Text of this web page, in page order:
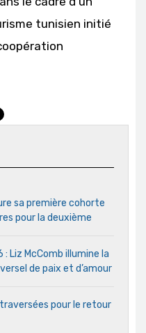
tunisien initié
sa première cohorte
pour la deuxième
Liz McComb illumine la
de paix et d’amour
pour le retour